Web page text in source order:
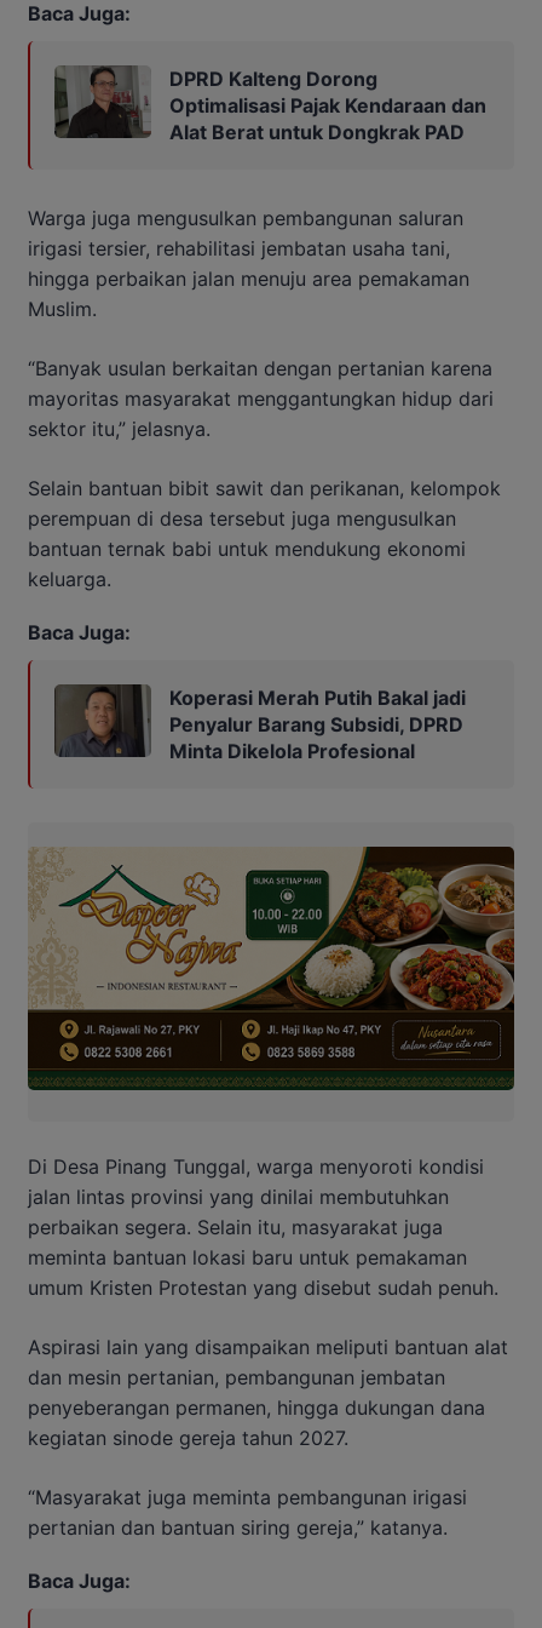
Baca Juga:
DPRD Kalteng Dorong
Optimalisasi Pajak Kendaraan dan
Alat Berat untuk Dongkrak PAD
Warga juga mengusulkan pembangunan saluran
irigasi tersier, rehabilitasi jembatan usaha tani,
hingga perbaikan jalan menuju area pemakaman
Muslim.
“Banyak usulan berkaitan dengan pertanian karena
mayoritas masyarakat menggantungkan hidup dari
sektor itu,” jelasnya.
Selain bantuan bibit sawit dan perikanan, kelompok
perempuan di desa tersebut juga mengusulkan
bantuan ternak babi untuk mendukung ekonomi
keluarga.
Baca Juga:
Koperasi Merah Putih Bakal jadi
Penyalur Barang Subsidi, DPRD
Minta Dikelola Profesional
Di Desa Pinang Tunggal, warga menyoroti kondisi
jalan lintas provinsi yang dinilai membutuhkan
perbaikan segera. Selain itu, masyarakat juga
meminta bantuan lokasi baru untuk pemakaman
umum Kristen Protestan yang disebut sudah penuh.
Aspirasi lain yang disampaikan meliputi bantuan alat
dan mesin pertanian, pembangunan jembatan
penyeberangan permanen, hingga dukungan dana
kegiatan sinode gereja tahun 2027.
“Masyarakat juga meminta pembangunan irigasi
pertanian dan bantuan siring gereja,” katanya.
Baca Juga: